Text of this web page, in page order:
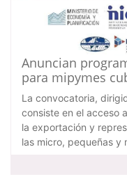
Anuncian
para mipymes
La convocatoria,
consiste en el acceso
la exportación y
las micro, pequeñas y